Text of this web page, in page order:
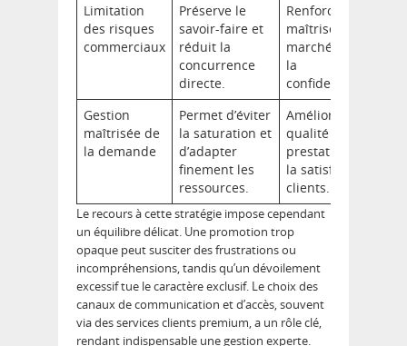
Limitation
des risques
commerciaux
Préserve le
savoir-faire et
réduit la
concurrence
directe.
Renforce la
maîtrise du
marché et de
la
confidentialité.
Gestion
maîtrisée de
la demande
Permet d’éviter
la saturation et
d’adapter
finement les
ressources.
Améliore la
qualité de la
prestation et
la satisfaction
clients.
Le recours à cette stratégie impose cependant
un équilibre délicat. Une promotion trop
opaque peut susciter des frustrations ou
incompréhensions, tandis qu’un dévoilement
excessif tue le caractère exclusif. Le choix des
canaux de communication et d’accès, souvent
via des services clients premium, a un rôle clé,
rendant indispensable une gestion experte.